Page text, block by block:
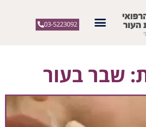
03-5223092
שבר בעור